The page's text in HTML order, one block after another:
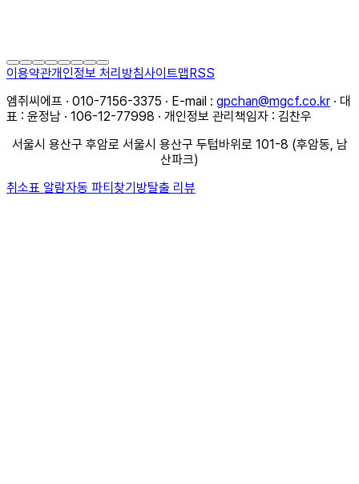
이용약관개인정보 처리방침사이트맵RSS
엠쥐씨에프 · 010-7156-3375 · E-mail : gpchan@mgcf.co.kr · 대
표 : 윤정남 · 106-12-77998 · 개인정보 관리책임자 : 김찬우
서울시 용산구 후암로 서울시 용산구 두텁바위로 101-8 (후암동, 남
산파크)
취소표 알람자동 파티찾기방탈출 리뷰